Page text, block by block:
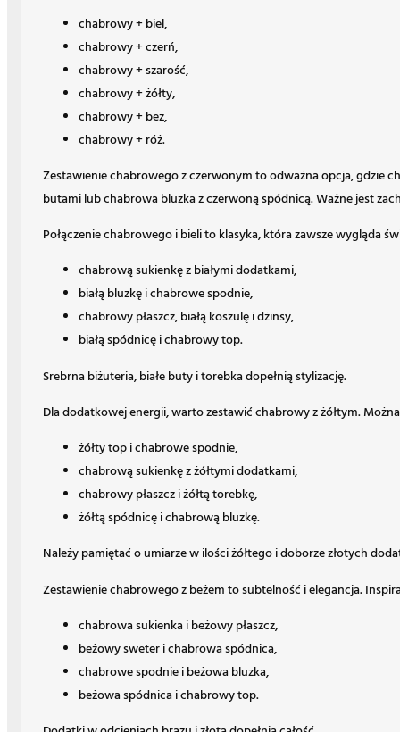
chabrowy + biel,
chabrowy + czerń,
chabrowy + szarość,
chabrowy + żółty,
chabrowy + beż,
chabrowy + róż.
Zestawienie chabrowego z czerwonym to odważna opcja, gdzie
butami lub chabrowa bluzka z czerwoną spódnicą. Ważne jest
Połączenie chabrowego i bieli to klasyka, która zawsze wygląda
chabrową sukienkę z białymi dodatkami,
białą bluzkę i chabrowe spodnie,
chabrowy płaszcz, białą koszulę i dżinsy,
białą spódnicę i chabrowy top.
Srebrna biżuteria, białe buty i torebka dopełnią stylizację.
Dla dodatkowej energii, warto zestawić chabrowy z żółtym.
żółty top i chabrowe spodnie,
chabrową sukienkę z żółtymi dodatkami,
chabrowy płaszcz i żółtą torebkę,
żółtą spódnicę i chabrową bluzkę.
Należy pamiętać o umiarze w ilości żółtego i doborze złotych
Zestawienie chabrowego z beżem to subtelność i elegancja.
chabrowa sukienka i beżowy płaszcz,
beżowy sweter i chabrowa spódnica,
chabrowe spodnie i beżowa bluzka,
beżowa spódnica i chabrowy top.